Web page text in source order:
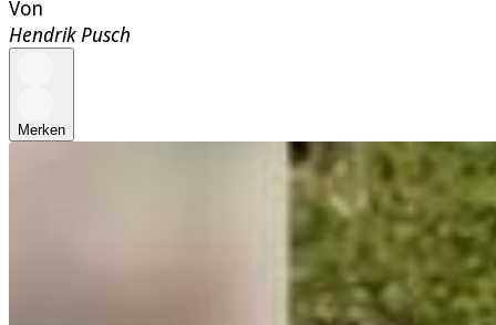
Von
Hendrik Pusch
Merken